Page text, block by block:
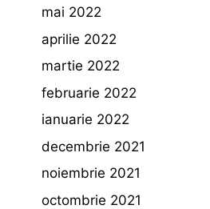
mai 2022
aprilie 2022
martie 2022
februarie 2022
ianuarie 2022
decembrie 2021
noiembrie 2021
octombrie 2021